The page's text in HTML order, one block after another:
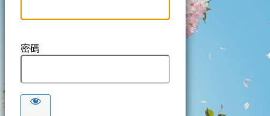
密碼